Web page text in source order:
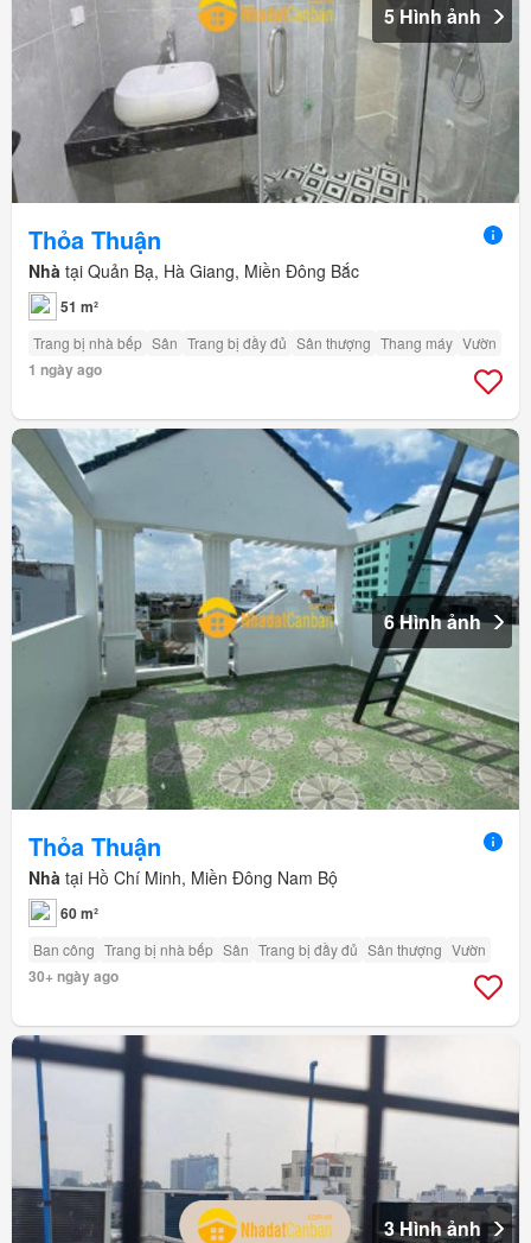
5 Hình ảnh
Thỏa Thuận
Nhà tại Quản Bạ, Hà Giang, Miền Đông Bắc
51 m²
Trang bị nhà bếp Sân Trang bị đầy đủ Sân thượng Thang máy Vườn
1 ngày ago
6 Hình ảnh
Thỏa Thuận
Nhà tại Hồ Chí Minh, Miền Đông Nam Bộ
60 m²
Ban công Trang bị nhà bếp Sân Trang bị đầy đủ Sân thượng Vườn
30+ ngày ago
3 Hình ảnh